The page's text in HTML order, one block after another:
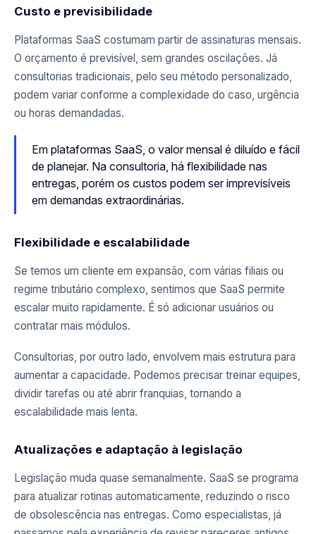
Custo e previsibilidade
Plataformas SaaS costumam partir de assinaturas mensais.
O orçamento é previsível, sem grandes oscilações. Já
consultorias tradicionais, pelo seu método personalizado,
podem variar conforme a complexidade do caso, urgência
ou horas demandadas.
Em plataformas SaaS, o valor mensal é diluído e fácil
de planejar. Na consultoria, há flexibilidade nas
entregas, porém os custos podem ser imprevisíveis
em demandas extraordinárias.
Flexibilidade e escalabilidade
Se temos um cliente em expansão, com várias filiais ou
regime tributário complexo, sentimos que SaaS permite
escalar muito rapidamente. É só adicionar usuários ou
contratar mais módulos.
Consultorias, por outro lado, envolvem mais estrutura para
aumentar a capacidade. Podemos precisar treinar equipes,
dividir tarefas ou até abrir franquias, tornando a
escalabilidade mais lenta.
Atualizações e adaptação à legislação
Legislação muda quase semanalmente. SaaS se programa
para atualizar rotinas automaticamente, reduzindo o risco
de obsolescência nas entregas. Como especialistas, já